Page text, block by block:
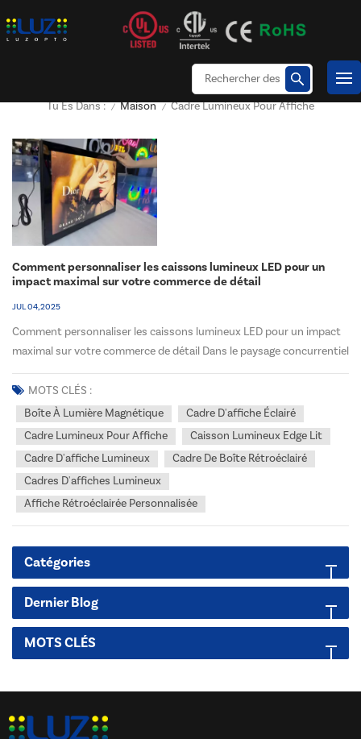
Tu Es Dans : / Maison / Cadre Lumineux Pour Affiche
Comment personnaliser les caissons lumineux LED pour un
impact maximal sur votre commerce de détail
JUL 04, 2025
Comment personnaliser les caissons lumineux LED pour un impact
maximal sur votre commerce de détail Dans le paysage concurrentiel
actuel du commerce de détail, afficher simplement son message ne
suffit plus. Il faut de l'éclairage, de la clarté et une présence
indéniable. Les caissons lumineux LED...
MOTS CLÉS :
Boîte À Lumière Magnétique
Cadre D'affiche Éclairé
Cadre Lumineux Pour Affiche
Caisson Lumineux Edge Lit
Cadre D'affiche Lumineux
Cadre De Boîte Rétroéclairé
Cadres D'affiches Lumineux
Affiche Rétroéclairée Personnalisée
Catégories
Dernier Blog
MOTS CLÉS